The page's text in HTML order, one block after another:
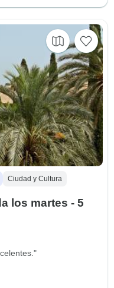
Ciudad y Cultura
los martes - 5